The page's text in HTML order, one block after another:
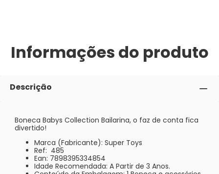
Informações do produto
Descrição
Boneca Babys Collection Bailarina, o faz de conta fica
divertido!
Marca (Fabricante): Super Toys
Ref: 485
Ean: 7898395334854
Idade Recomendada: A Partir de 3 Anos.